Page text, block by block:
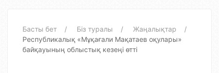
Басты бет Біз туралы
Жаңалықтар
Республикалық «Мұқағали Мақатаев оқулары»
байқауының облыстық кезеңі өтті